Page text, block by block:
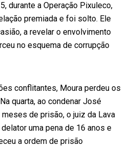
durante a Operação Pixuleco,
premiada e foi solto. Ele
a revelar o envolvimento
no esquema de corrupção
conflitantes, Moura perdeu os
quarta, ao condenar José
de prisão, o juiz da Lava
uma pena de 16 anos e
a ordem de prisão